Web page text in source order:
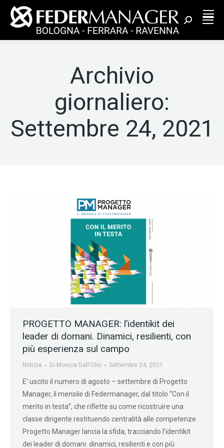
Cerca:
Archivio
giornaliero:
Settembre 24, 2021
PROGETTO MANAGER: l’identikit dei
leader di domani. Dinamici, resilienti, con
più esperienza sul campo
Notizie Di Monica Dall'Olio Settembre 24, 2021
E’ uscito il numero di agosto – settembre di Progetto
Manager, il mensile di Federmanager, dal titolo “Con il
merito in testa”, che riflette su come ricostruire una
classe dirigente restituendo centralità alle competenze.
Progetto Manager lancia la sfida, tracciando l’identikit
dei leader di domani: dinamici, resilienti e con più